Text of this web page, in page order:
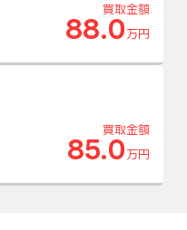
買取金額
88.0 万円
買取金額
85.0 万円